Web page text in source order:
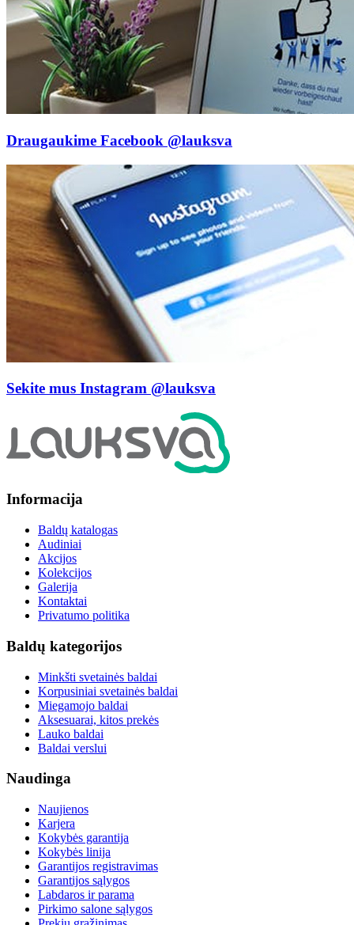
Draugaukime Facebook @lauksva
Sekite mus Instagram @lauksva
Informacija
Baldų katalogas
Audiniai
Akcijos
Kolekcijos
Galerija
Kontaktai
Privatumo politika
Baldų kategorijos
Minkšti svetainės baldai
Korpusiniai svetainės baldai
Miegamojo baldai
Aksesuarai, kitos prekės
Lauko baldai
Baldai verslui
Naudinga
Naujienos
Karjera
Kokybės garantija
Kokybės linija
Garantijos registravimas
Garantijos sąlygos
Labdaros ir parama
Pirkimo salone sąlygos